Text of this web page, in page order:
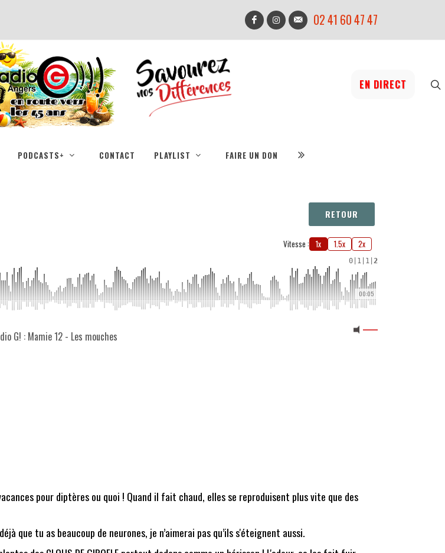
02 41 60 47 47
EN DIRECT
PODCASTS+ CONTACT PLAYLIST FAIRE UN DON
RETOUR
Vitesse : 1x 1.5x 2x
0 1 1 2
00:05
G! : Mamie 12 - Les mouches
pour diptères ou quoi ! Quand il fait chaud, elles se reproduisent plus vite que des
que tu as beaucoup de neurones, je n’aimerai pas qu’ils s'éteignent aussi.